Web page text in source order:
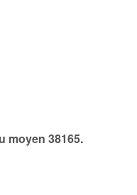
moyen 38165.